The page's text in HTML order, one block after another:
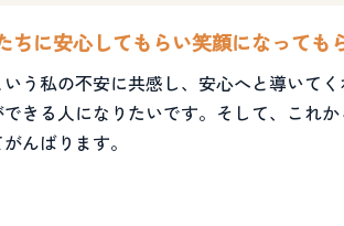
に安心してもらい笑顔になっても
う私の不安に共感し、安心へと導いて
きる人になりたいです。そして、これ
んばります。